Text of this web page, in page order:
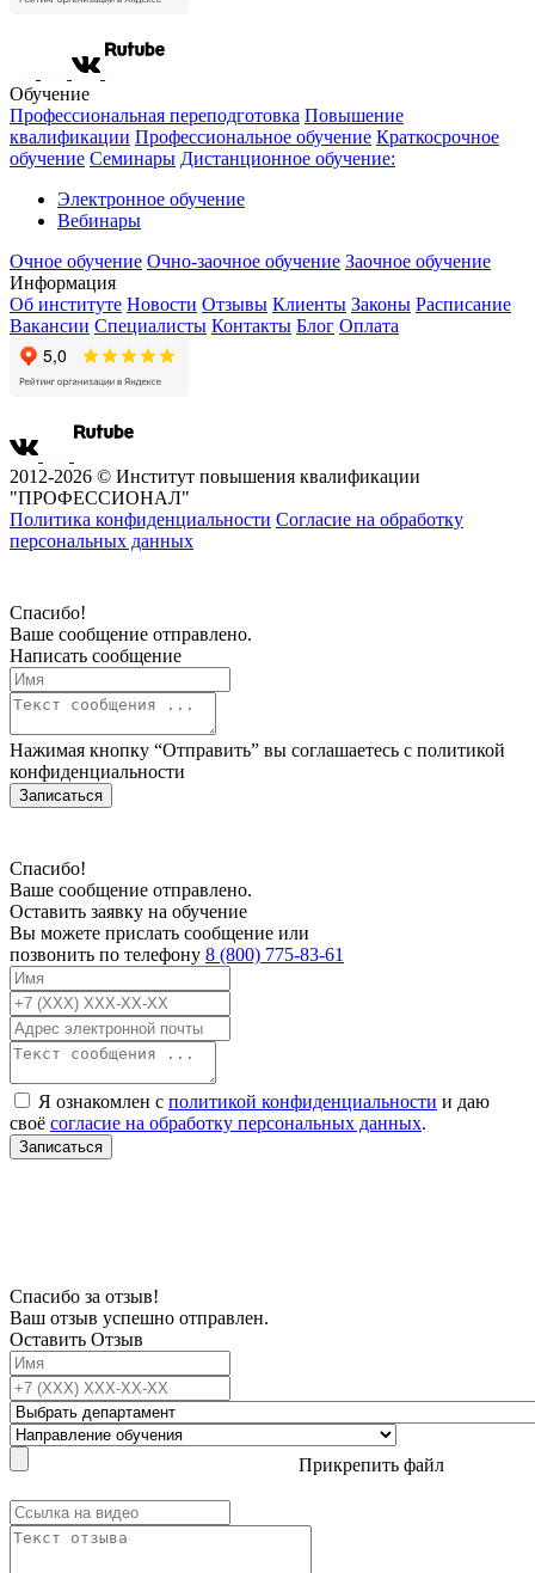
Обучение
Профессиональная переподготовка Повышение
квалификации Профессиональное обучение Краткосрочное
обучение Семинары Дистанционное обучение:
Электронное обучение
Вебинары
Очное обучение Очно-заочное обучение Заочное обучение
Информация
Об институте Новости Отзывы Клиенты Законы Расписание
Вакансии Специалисты Контакты Блог Оплата
2012-2026 © Институт повышения квалификации
"ПРОФЕССИОНАЛ"
Политика конфиденциальности Согласие на обработку
персональных данных
Спасибо!
Ваше сообщение отправлено.
Написать сообщение
Нажимая кнопку “Отправить” вы соглашаетесь с политикой
конфиденциальности
Записаться
Спасибо!
Ваше сообщение отправлено.
Оставить заявку на обучение
Вы можете прислать сообщение или
позвонить по телефону 8 (800) 775-83-61
Я ознакомлен с политикой конфиденциальности и даю
своё согласие на обработку персональных данных.
Записаться
Спасибо за отзыв!
Ваш отзыв успешно отправлен.
Оставить Отзыв
Прикрепить файл